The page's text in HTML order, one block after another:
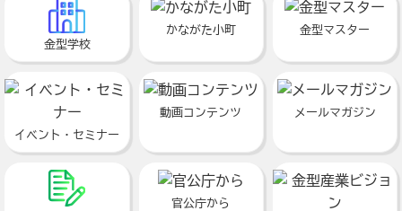
金型学校
かながた小町 金型マスター
イベント・セミナー
動画コンテンツ メールマガジン
官公庁から